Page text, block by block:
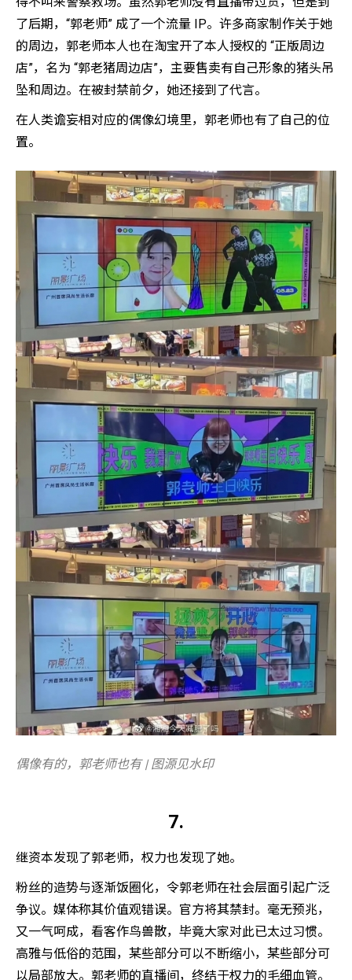
了后期，“郭老师” 成了一个流量 IP。许多商家制作关于她
的周边，郭老师本人也在淘宝开了本人授权的 “正版周边
店”，名为 “郭老猪周边店”，主要售卖有自己形象的猪头吊
坠和周边。在被封禁前夕，她还接到了代言。
在人类谵妄相对应的偶像幻境里，郭老师也有了自己的位
置。
偶像有的，郭老师也有 | 图源见水印
7.
继资本发现了郭老师，权力也发现了她。
粉丝的造势与逐渐饭圈化，令郭老师在社会层面引起广泛
争议。媒体称其价值观错误。官方将其禁封。毫无预兆，
又一气呵成，看客作鸟兽散，毕竟大家对此已太过习惯。
高雅与低俗的范围，某些部分可以不断缩小，某些部分可
以局部放大。郭老师的直播间，终结于权力的毛细血管。